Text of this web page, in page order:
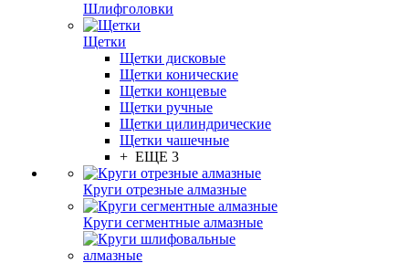
Шлифголовки
Щетки
Щетки дисковые
Щетки конические
Щетки концевые
Щетки ручные
Щетки цилиндрические
Щетки чашечные
+ ЕЩЕ 3
Круги отрезные алмазные
Круги сегментные алмазные